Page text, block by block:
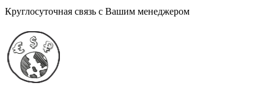
Круглосуточная связь с Вашим менеджером